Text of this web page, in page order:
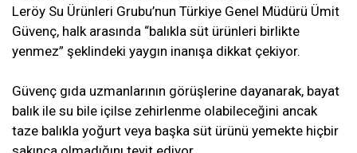
Leröy Su Ürünleri Grubu’nun Türkiye Genel Müdürü Ümit
Güvenç, halk arasında “balıkla süt ürünleri birlikte
yenmez” şeklindeki yaygın inanışa dikkat çekiyor.
Güvenç gıda uzmanlarının görüşlerine dayanarak, bayat
balık ile su bile içilse zehirlenme olabileceğini ancak
taze balıkla yoğurt veya başka süt ürünü yemekte hiçbir